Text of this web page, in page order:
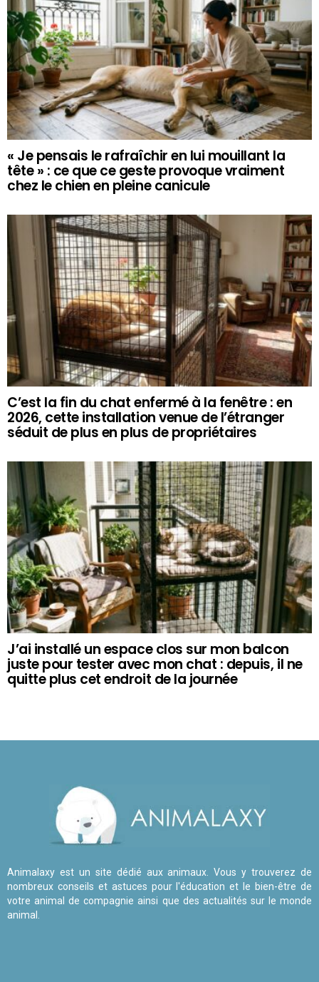
« Je pensais le rafraîchir en lui mouillant la
tête » : ce que ce geste provoque vraiment
chez le chien en pleine canicule
C’est la fin du chat enfermé à la fenêtre : en
2026, cette installation venue de l’étranger
séduit de plus en plus de propriétaires
J’ai installé un espace clos sur mon balcon
juste pour tester avec mon chat : depuis, il ne
quitte plus cet endroit de la journée
Animalaxy est un site dédié aux animaux. Vous y trouverez de
nombreux conseils et astuces pour l'éducation et le bien-être de
votre animal de compagnie ainsi que des actualités sur le monde
animal.